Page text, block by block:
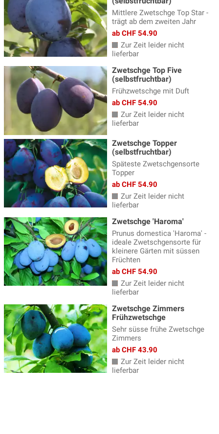
Mittlere Zwetschge Top Star -
trägt ab dem zweiten Jahr
ab CHF 54.90
Zur Zeit leider nicht
lieferbar
Zwetschge Top Five
(selbstfruchtbar)
Frühzwetschge mit Duft
ab CHF 54.90
Zur Zeit leider nicht
lieferbar
Zwetschge Topper
(selbstfruchtbar)
Späteste Zwetschgensorte
Topper
ab CHF 54.90
Zur Zeit leider nicht
lieferbar
Zwetschge 'Haroma'
Prunus domestica 'Haroma' -
ideale Zwetschgensorte für
kleinere Gärten mit süssen
Früchten
ab CHF 54.90
Zur Zeit leider nicht
lieferbar
Zwetschge Zimmers
Frühzwetschge
Sehr süsse frühe Zwetschge
Zimmers
ab CHF 43.90
Zur Zeit leider nicht
lieferbar